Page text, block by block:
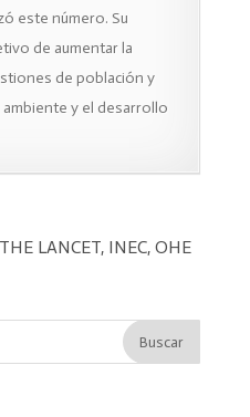
este número. Su
de aumentar la
de población y
y el desarrollo
LANCET, INEC, OHE